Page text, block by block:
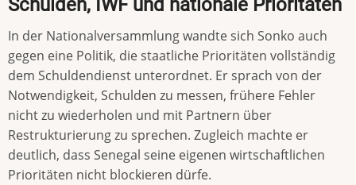
Schulden, IWF und nationale Prioritäten
In der Nationalversammlung wandte sich Sonko auch
gegen eine Politik, die staatliche Prioritäten vollständig
dem Schuldendienst unterordnet. Er sprach von der
Notwendigkeit, Schulden zu messen, frühere Fehler
nicht zu wiederholen und mit Partnern über
Restrukturierung zu sprechen. Zugleich machte er
deutlich, dass Senegal seine eigenen wirtschaftlichen
Prioritäten nicht blockieren dürfe.